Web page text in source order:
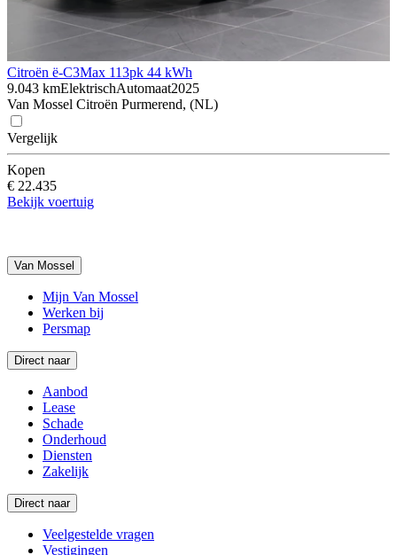
Citroën ë-C3Max 113pk 44 kWh
9.043 kmElektrischAutomaat2025
Van Mossel Citroën Purmerend, (NL)
Vergelijk
Kopen
€ 22.435
Bekijk voertuig
Van Mossel
Mijn Van Mossel
Werken bij
Persmap
Direct naar
Aanbod
Lease
Schade
Onderhoud
Diensten
Zakelijk
Direct naar
Veelgestelde vragen
Vestigingen